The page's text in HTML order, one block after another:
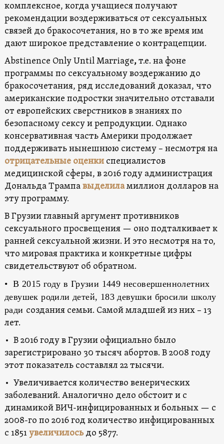
комплексное, когда учащиеся получают
рекомендации воздерживаться от сексуальных
связей до бракосочетания, но в то же время им
дают широкое представление о контрацепции.
Abstinence Only Until Marriage,т.е. на фоне
программы по сексуальному воздержанию до
бракосочетания, ряд исследований доказал, что
американские подростки значительно отставали
от европейских сверстников в знаниях по
безопасному сексу и репродукции. Однако
консервативная часть Америки продолжает
поддерживать нынешнюю систему – несмотря на
отрицательные оценкиспециалистов
медицинской сферы, в 2016 году администрация
Дональда Трампавыделиламиллион долларов на
эту программу.
В Грузии главный аргумент противников
сексуального просвещения — оно подталкивает к
ранней сексуальной жизни. И это несмотря на то,
что мировая практика и конкретные цифры
свидетельствуют об обратном.
• В 2015 году в Грузии 1449 несовершеннолетних
девушек родили детей, 183 девушки бросили школу
ради создания семьи. Самой младшей из них – 13
лет.
• В 2016 году в Грузии официально было
зарегистрировано 30 тысяч абортов. В 2008 году
этот показатель составлял 22 тысячи.
• Увеличивается количество венерических
заболеваний. Аналогично дело обстоит и с
динамикой ВИЧ-инфицированных и больных — с
2008-го по 2016 год количество инфицированных
с 1851увеличилось до 5877.